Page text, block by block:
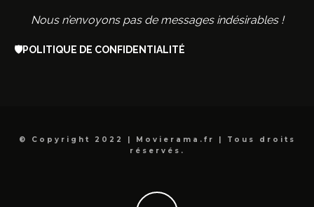
Nous n’envoyons pas de messages indésirables !
🛡️POLITIQUE DE CONFIDENTIALITÉ
© Copyright 2022 | Movierama.fr | Tous droits
réservés.